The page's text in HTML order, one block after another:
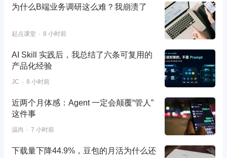
为什么B端业务调研这么难？我崩溃了
起点课堂 8 小时前
AI Skill 实践后，我总结了六条可复用的
产品化经验
JC 8 小时前
近两个月体感：Agent 一定会颠覆“管人”
这件事
温尚 7 小时前
下载量下降44.9%，豆包的月活为什么还